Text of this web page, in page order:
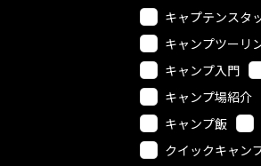
キャプテンスタ
キャンプツーリ
キャンプ入門
キャンプ場紹介
キャンプ飯
クイックキャン